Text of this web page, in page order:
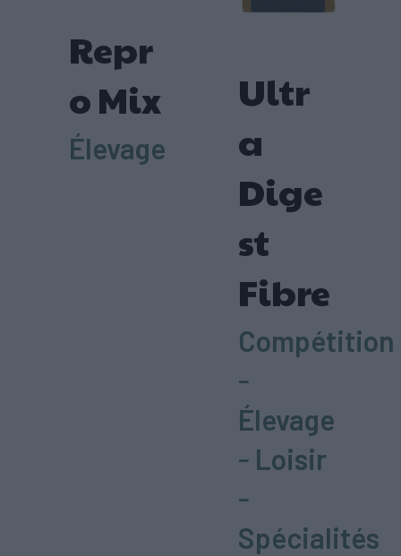
Repr
o Mix
Élevage
Ultr
a
Dige
st
Fibre
Compétition
-
Élevage
- Loisir
-
Spécialités